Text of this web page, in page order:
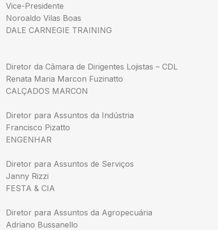
Vice-Presidente
Noroaldo Vilas Boas
DALE CARNEGIE TRAINING
Diretor da Câmara de Dirigentes Lojistas – CDL
Renata Maria Marcon Fuzinatto
CALÇADOS MARCON
Diretor para Assuntos da Indústria
Francisco Pizatto
ENGENHAR
Diretor para Assuntos de Serviços
Janny Rizzi
FESTA & CIA
Diretor para Assuntos da Agropecuária
Adriano Bussanello